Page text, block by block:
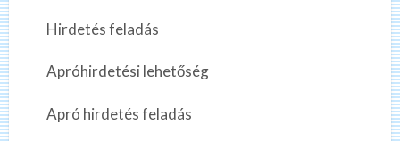
Hirdetés feladás
Apróhirdetési lehetőség
Apró hirdetés feladás